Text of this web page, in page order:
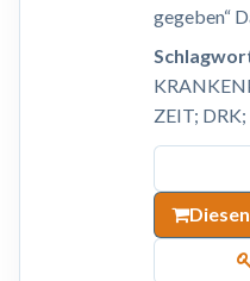
gegeben“
ZEIT;